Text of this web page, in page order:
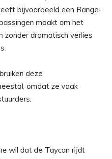
bijvoorbeeld een Range-
maakt om het
zonder dramatisch verlies
deze
omdat ze vaak
wil dat de Taycan rijdt